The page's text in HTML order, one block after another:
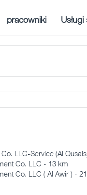
pracowniki
LLC-Service (Al
Co. LLC - 13 km
Co. LLC ( Al Awir ) -